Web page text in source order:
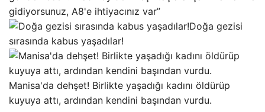
gidiyorsunuz, A8'e ihtiyacınız var”
Doğa gezisi
sırasında kabus yaşadılar!
Manisa'da dehşet! Birlikte yaşadığı kadını öldürüp
kuyuya attı, ardından kendini başından vurdu.